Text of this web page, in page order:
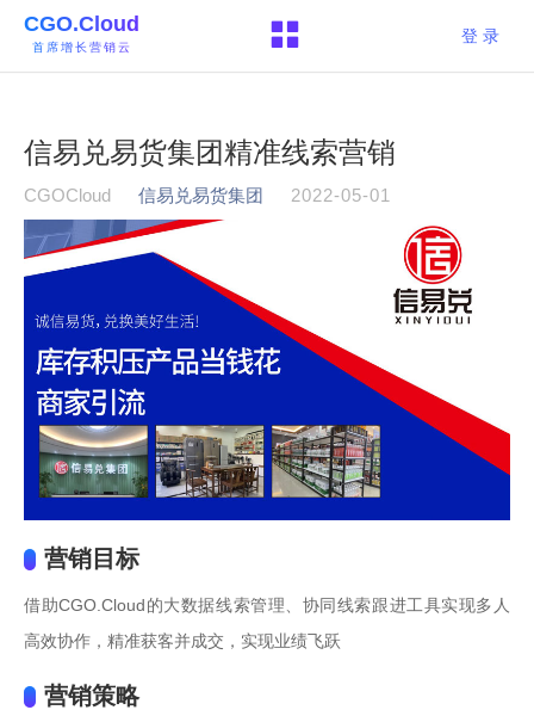
CGO.Cloud
首席增长营销云
登 录
信易兑易货集团精准线索营销
CGOCloud 信易兑易货集团 2022-05-01
营销目标
借助CGO.Cloud的大数据线索管理、协同线索跟进工具实现多人
高效协作，精准获客并成交，实现业绩飞跃
营销策略